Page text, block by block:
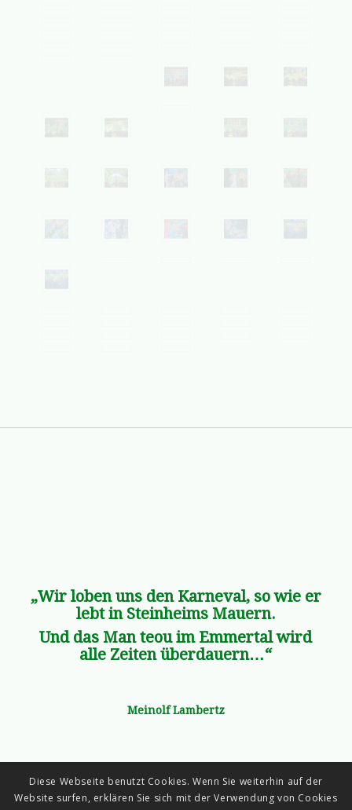
„Wir loben uns den Karneval, so wie er
lebt in Steinheims Mauern.
Und das Man teou im Emmertal wird
alle Zeiten überdauern…“
Meinolf Lambertz
Diese Webseite benutzt Cookies. Wenn Sie weiterhin auf der
Website surfen, erklären Sie sich mit der Verwendung von Cookies